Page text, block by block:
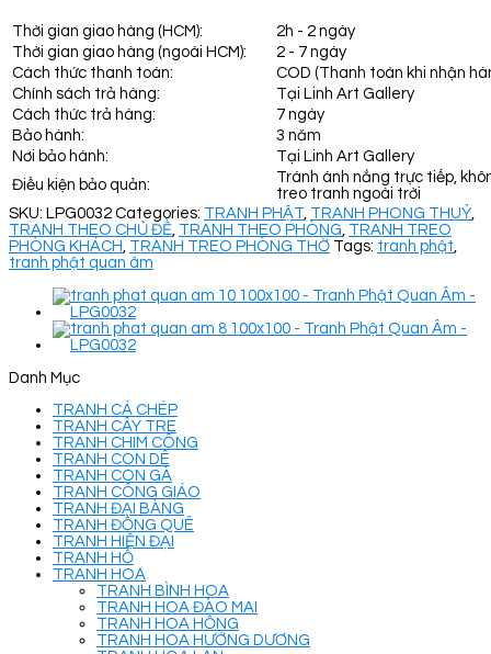
Thời gian giao hàng (HCM):
2h - 2 ngày
Thời gian giao hàng (ngoài HCM):
2 - 7 ngày
Cách thức thanh toán:
COD (Thanh toán khi nhận
Chính sách trả hàng:
Tại Linh Art Gallery
Cách thức trả hàng:
7 ngày
Bảo hành:
3 năm
Nơi bảo hành:
Tại Linh Art Gallery
Điều kiện bảo quản:
Tránh ánh nắng trực tiếp,
treo tranh ngoài trời
SKU: LPG0032 Categories: TRANH PHẬT, TRANH PHONG THUỶ,
TRANH THEO CHỦ ĐỀ, TRANH THEO PHÒNG, TRANH TREO
PHÒNG KHÁCH, TRANH TREO PHÒNG THỜ Tags: tranh phật,
tranh phật quan âm
Danh Mục
TRANH CÁ CHÉP
TRANH CÂY TRE
TRANH CHIM CÔNG
TRANH CON DÊ
TRANH CON GÀ
TRANH CÔNG GIÁO
TRANH ĐẠI BÀNG
TRANH ĐỒNG QUÊ
TRANH HIỆN ĐẠI
TRANH HỔ
TRANH HOA
TRANH BÌNH HOA
TRANH HOA ĐÀO MAI
TRANH HOA HỒNG
TRANH HOA HƯỚNG DƯƠNG